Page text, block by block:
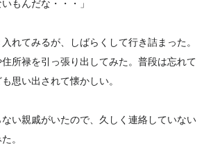
もんだな・・・」
れてみるが、しばらくして行き詰まった。
所禄を引っ張り出してみた。普段は忘れて
思い出されて懐かしい。
い親戚がいたので、久しく連絡していない
。